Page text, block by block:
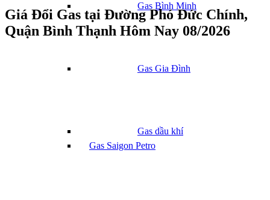
Gas Bình Minh
Gas Gia Đình
Gas dầu khí
Gas Saigon Petro
Giá Đổi Gas tại Đường Phó Đức Chính,
Quận Bình Thạnh Hôm Nay 08/2026